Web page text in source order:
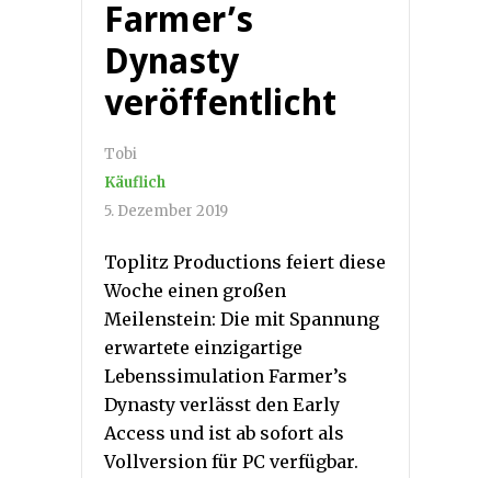
Farmer’s
Dynasty
veröffentlicht
Tobi
Käuflich
5. Dezember 2019
Toplitz Productions feiert diese
Woche einen großen
Meilenstein: Die mit Spannung
erwartete einzigartige
Lebenssimulation Farmer’s
Dynasty verlässt den Early
Access und ist ab sofort als
Vollversion für PC verfügbar.